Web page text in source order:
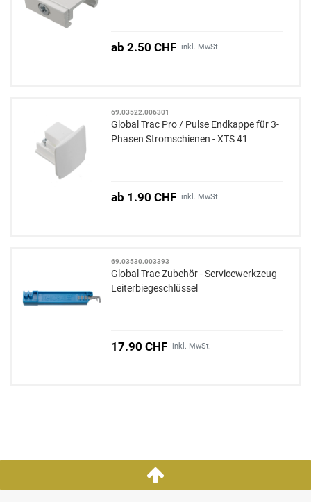
ab 2.50 CHF inkl. MwSt.
69.03522.006301
Global Trac Pro / Pulse Endkappe für 3-
Phasen Stromschienen - XTS 41
ab 1.90 CHF inkl. MwSt.
69.03530.003393
Global Trac Zubehör - Servicewerkzeug
Leiterbiegeschlüssel
17.90 CHF inkl. MwSt.